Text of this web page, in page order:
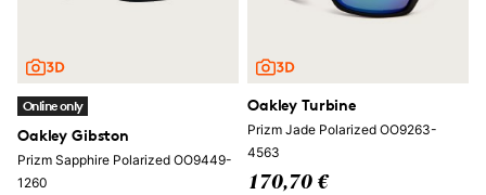
Online only
Oakley Gibston
Prizm Sapphire Polarized OO9449-
1260
Oakley Turbine
Prizm Jade Polarized OO9263-
4563
170,70 €